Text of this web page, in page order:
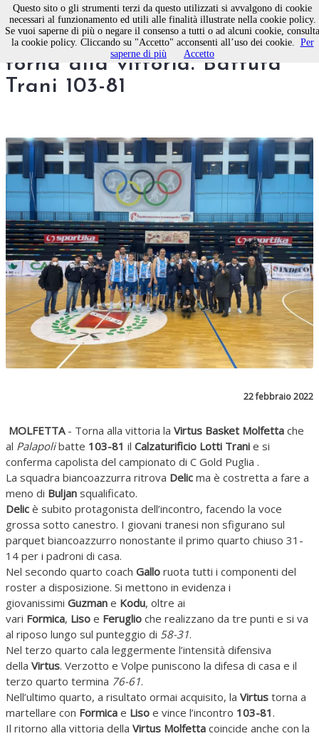
La Virtus Basket Molfetta
torna alla vittoria. Battuta
Trani 103-81
22 febbraio 2022
MOLFETTA- Torna alla vittoria la Virtus Basket Molfetta che
al Palapolibatte 103-81 il Calzaturificio Lotti Trani e si
conferma capolista del campionato di C Gold Puglia .
La squadra biancoazzurra ritrova Delic ma è costretta a fare a
meno di Buljan squalificato.
Delic è subito protagonista dell’incontro, facendo la voce
grossa sotto canestro. I giovani tranesi non sfigurano sul
parquet biancoazzurro nonostante il primo quarto chiuso 31-
14 per i padroni di casa.
Nel secondo quarto coach Gallo ruota tutti i componenti del
roster a disposizione. Si mettono in evidenza i
giovanissimi Guzman e Kodu, oltre ai
vari Formica, Liso e Feruglio che realizzano da tre punti e si va
al riposo lungo sul punteggio di 58-31.
Nel terzo quarto cala leggermente l’intensità difensiva
della Virtus. Verzotto e Volpe puniscono la difesa di casa e il
terzo quarto termina 76-61.
Nell’ultimo quarto, a risultato ormai acquisito, la Virtus torna a
martellare con Formica e Liso e vince l’incontro 103-81.
Il ritorno alla vittoria della Virtus Molfetta coincide anche con la
Questo sito o gli strumenti terzi da questo utilizzati si avvalgono di cookie
necessari al funzionamento ed utili alle finalità illustrate nella cookie policy.
Se vuoi saperne di più o negare il consenso a tutti o ad alcuni cookie, consulta
la cookie policy. Cliccando su "Accetto" acconsenti all’uso dei cookie. Per
saperne di più
Accetto